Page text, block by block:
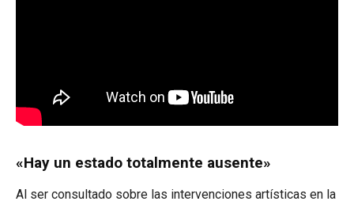
«Hay un estado totalmente ausente»
Al ser consultado sobre las intervenciones artísticas en la